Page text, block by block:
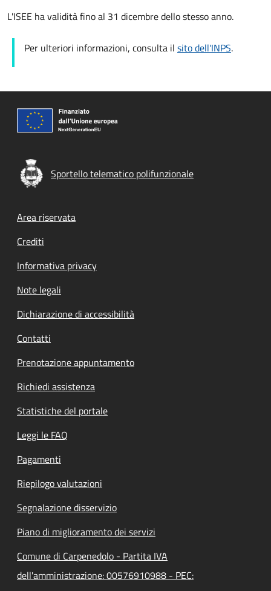
L'ISEE ha validità fino al 31 dicembre dello stesso anno.
Per ulteriori informazioni, consulta il sito dell'INPS.
Sportello telematico polifunzionale
Footer menu
Area riservata
Crediti
Informativa privacy
Note legali
Dichiarazione di accessibilità
Contatti
Prenotazione appuntamento
Richiedi assistenza
Statistiche del portale
Leggi le FAQ
Pagamenti
Riepilogo valutazioni
Segnalazione disservizio
Piano di miglioramento dei servizi
Comune di Carpenedolo - Partita IVA
dell'amministrazione: 00576910988 - PEC: